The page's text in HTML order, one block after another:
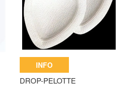
INFO
DROP-PELOTTE